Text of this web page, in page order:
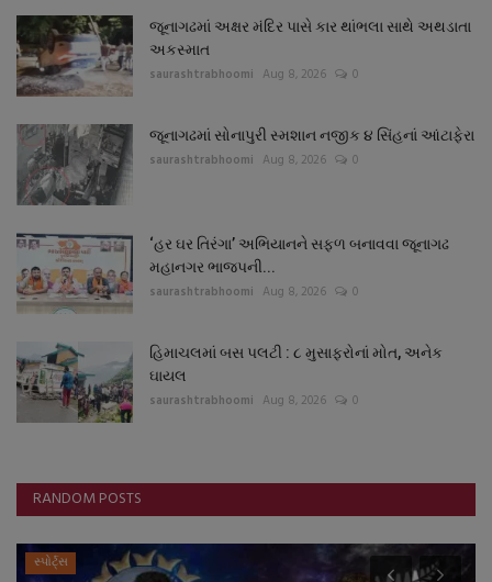
જૂનાગઢમાં અક્ષર મંદિર પાસે કાર થાંભલા સાથે અથડાતા
અકસ્માત
saurashtrabhoomi Aug 8, 2026 0
જૂનાગઢમાં સોનાપુરી સ્મશાન નજીક ૪ સિંહનાં આંટાફેરા
saurashtrabhoomi Aug 8, 2026 0
‘હર ઘર તિરંગા’ અભિયાનને સફળ બનાવવા જૂનાગઢ
મહાનગર ભાજપની...
saurashtrabhoomi Aug 8, 2026 0
હિમાચલમાં બસ પલટી : ૮ મુસાફરોનાં મોત, અનેક
ઘાયલ
saurashtrabhoomi Aug 8, 2026 0
RANDOM POSTS
સ્પોર્ટ્સ